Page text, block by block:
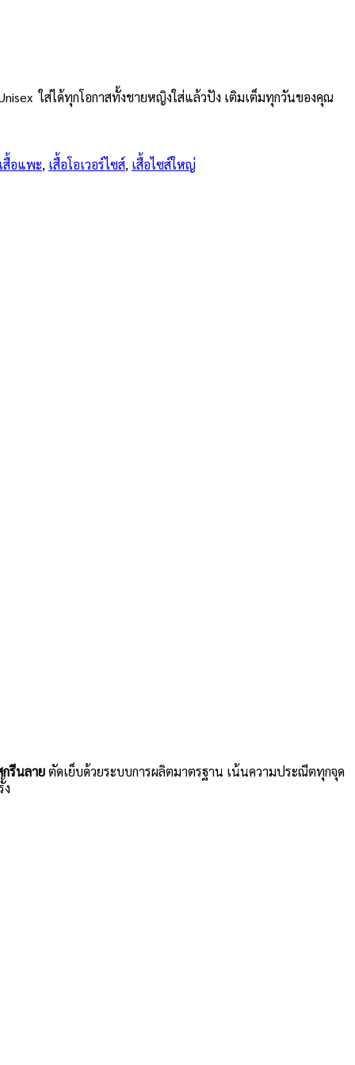
ใส่ได้ทุกโอกาสทั้งชายหญิงใส่แล้วปัง เติมเต็มทุกวันของคุณ
เสื้อแพะ, เสื้อโอเวอร์ไซส์, เสื้อไซส์ใหญ่
กรีนลายตัดเย็บด้วยระบบการผลิตมาตรฐาน เน้นความประณีตทุกจุด